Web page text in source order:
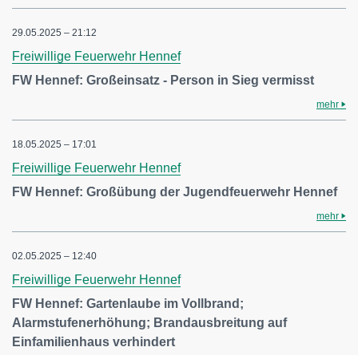
29.05.2025 – 21:12
Freiwillige Feuerwehr Hennef
FW Hennef: Großeinsatz - Person in Sieg vermisst
mehr
18.05.2025 – 17:01
Freiwillige Feuerwehr Hennef
FW Hennef: Großübung der Jugendfeuerwehr Hennef
mehr
02.05.2025 – 12:40
Freiwillige Feuerwehr Hennef
FW Hennef: Gartenlaube im Vollbrand;
Alarmstufenerhöhung; Brandausbreitung auf
Einfamilienhaus verhindert